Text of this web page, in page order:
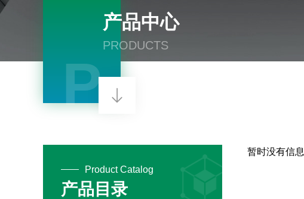
产品中心
PRODUCTS
P
Product Catalog
产品目录
暂时没有信息